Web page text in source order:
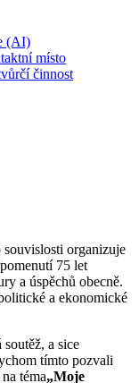
(AI)
místo
činnost
organizuje
75 let
a úspěchů obecně.
a ekonomické
a sice
tímto pozvali
téma„Moje